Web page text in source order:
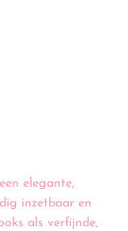
elegante,
inzetbaar en
als verfijnde,